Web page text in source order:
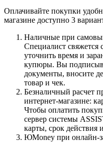
Оплачивайте покупки
магазине доступно 3
Наличные при
Специалист свяжется
уточнить время и
купюры. Вы
документы, вносите
товар и чек.
Безналичный расчет
интернет-магазине:
Чтобы оплатить
сервер системы
карты, срок действия
ЮMoney при онлайн-